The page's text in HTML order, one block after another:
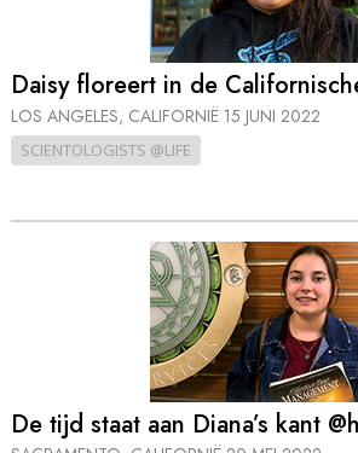
Daisy floreert in de
LOS ANGELES, CALIFORNIË 15 JUNI 2022
SCIENTOLOGISTS @LIFE
De tijd staat aan Diana’s kant